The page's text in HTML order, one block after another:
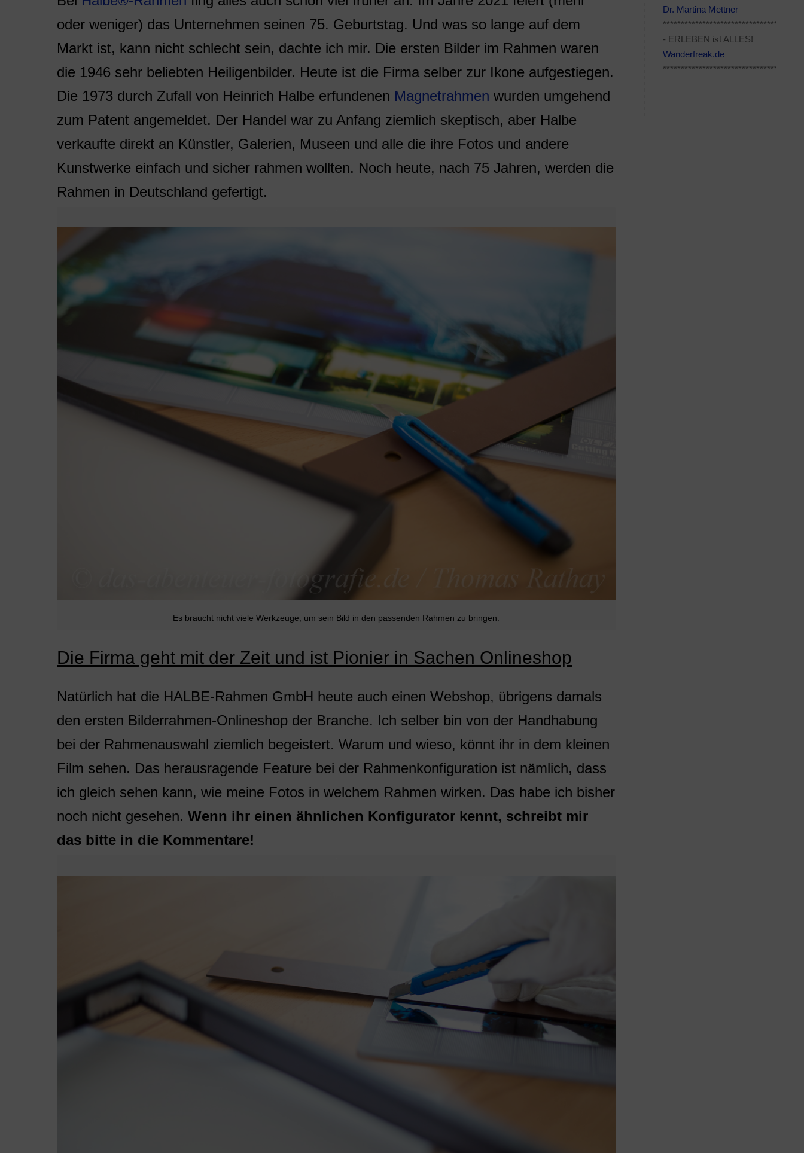
oder weniger) das Unternehmen seinen 75. Geburtstag. Und was so lange auf dem
Markt ist, kann nicht schlecht sein, dachte ich mir. Die ersten Bilder im Rahmen waren
die 1946 sehr beliebten Heiligenbilder. Heute ist die Firma selber zur Ikone aufgestiegen.
Die 1973 durch Zufall von Heinrich Halbe erfundenen Magnetrahmen wurden umgehend
zum Patent angemeldet. Der Handel war zu Anfang ziemlich skeptisch, aber Halbe
verkaufte direkt an Künstler, Galerien, Museen und alle die ihre Fotos und andere
Kunstwerke einfach und sicher rahmen wollten. Noch heute, nach 75 Jahren, werden die
Rahmen in Deutschland gefertigt.
Es braucht nicht viele Werkzeuge, um sein Bild in den passenden Rahmen zu bringen.
Die Firma geht mit der Zeit und ist Pionier in Sachen Onlineshop
Natürlich hat die HALBE-Rahmen GmbH heute auch einen Webshop, übrigens damals
den ersten Bilderrahmen-Onlineshop der Branche. Ich selber bin von der Handhabung
bei der Rahmenauswahl ziemlich begeistert. Warum und wieso, könnt ihr in dem kleinen
Film sehen. Das herausragende Feature bei der Rahmenkonfiguration ist nämlich, dass
ich gleich sehen kann, wie meine Fotos in welchem Rahmen wirken. Das habe ich bisher
noch nicht gesehen. Wenn ihr einen ähnlichen Konfigurator kennt, schreibt mir
das bitte in die Kommentare!
Dr. Martina Mettner
- ERLEBEN ist ALLES!
Wanderfreak.de